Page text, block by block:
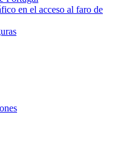
en el acceso al faro de